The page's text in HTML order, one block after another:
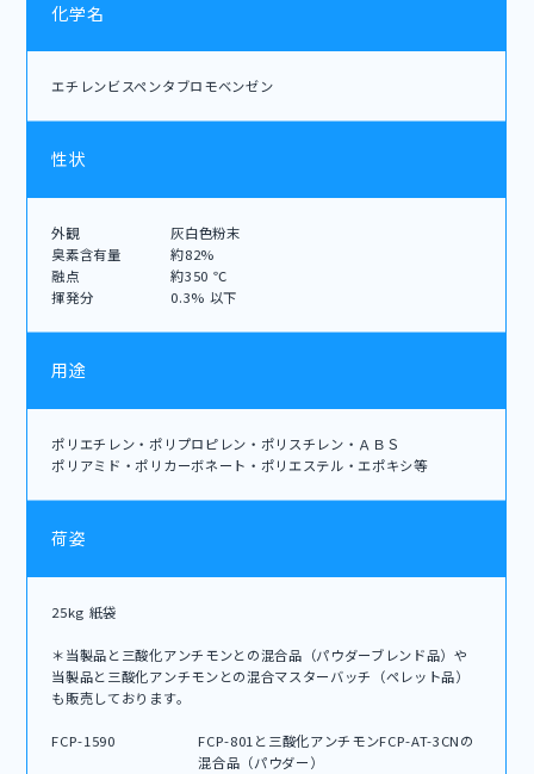
化学名
エチレンビスペンタブロモベンゼン
性状
外観
灰白色粉末
臭素含有量
約82%
融点
約350 ℃
揮発分
0.3% 以下
用途
ポリエチレン・ポリプロピレン・ポリスチレン・ＡＢＳ
ポリアミド・ポリカーボネート・ポリエステル・エポキシ等
荷姿
25kg 紙袋
＊当製品と三酸化アンチモンとの混合品（パウダーブレンド品）や
当製品と三酸化アンチモンとの混合マスターバッチ（ペレット品）
も販売しております。
FCP-1590
FCP-801と三酸化アンチモンFCP-AT-3CNの
混合品（パウダー）